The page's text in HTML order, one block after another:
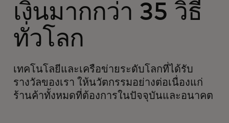
เงินมากกว่า 35 วิธี
ทั่วโลก
เทคโนโลยีและเครือข่ายระดับโลกที่ได้รับ
รางวัลของเรา ให้นวัตกรรมอย่างต่อเนื่องแก่
ร้านค้าทั้งหมดที่ต้องการในปัจจุบันและอนาคต